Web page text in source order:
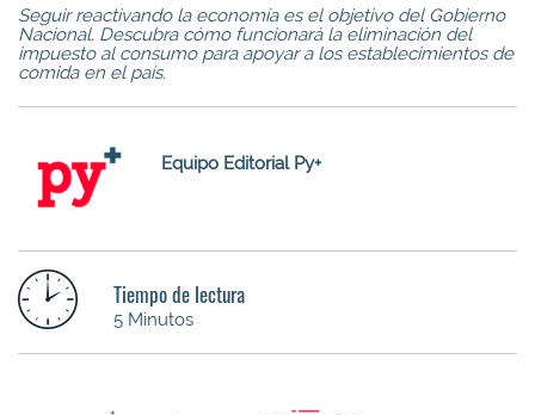
Seguir reactivando la economía es el objetivo del Gobierno
Nacional. Descubra cómo funcionará la eliminación del
impuesto al consumo para apoyar a los establecimientos de
comida en el país.
Equipo Editorial Py+
Tiempo de lectura
5 Minutos